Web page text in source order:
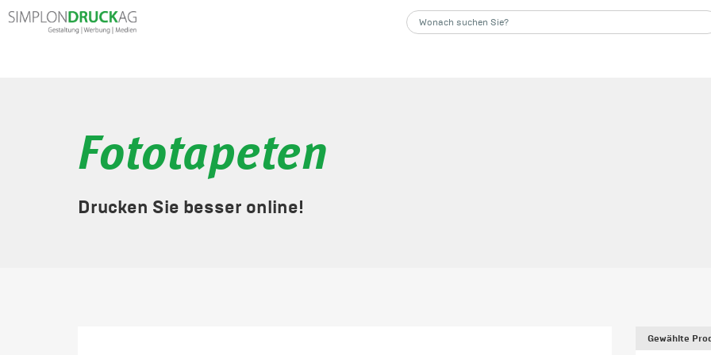
Fototapeten
Drucken Sie besser online!
Gewählte